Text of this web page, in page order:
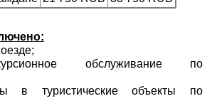
обслуживание по
в туристические объекты по